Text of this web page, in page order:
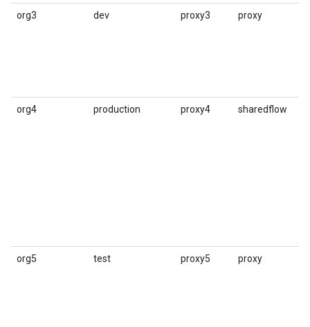
org3 dev proxy3 proxy
org4 production proxy4 sharedflow
org5 test proxy5 proxy